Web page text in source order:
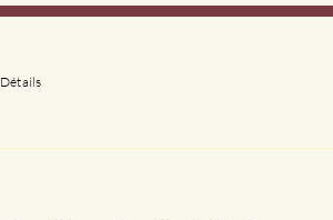
Détails